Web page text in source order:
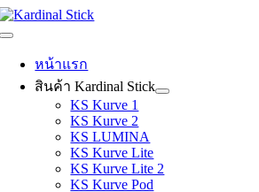
Skip
to
Toggle
Navigation
หน้าแรก
สินค้า Kardinal Stick
KS Kurve 1
KS Kurve 2
KS LUMINA
KS Kurve Lite
KS Kurve Lite 2
KS Kurve Pod